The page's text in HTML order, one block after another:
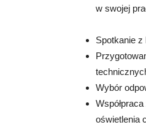
w swojej
Spotkanie z
Wybór
oświetlenia